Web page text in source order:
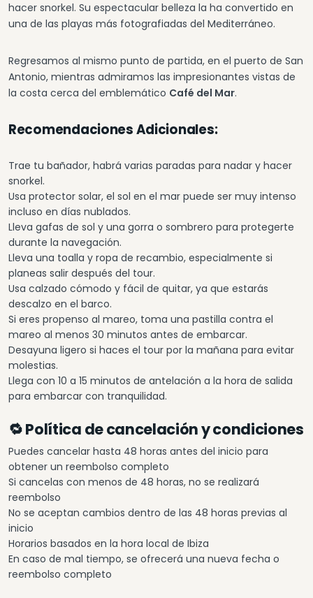
hacer snorkel. Su espectacular belleza la ha convertido en
una de las playas más fotografiadas del Mediterráneo.
Regresamos al mismo punto de partida, en el puerto de San
Antonio, mientras admiramos las impresionantes vistas de
la costa cerca del emblemático Café del Mar.
Recomendaciones Adicionales:
Trae tu bañador, habrá varias paradas para nadar y hacer
snorkel.
Usa protector solar, el sol en el mar puede ser muy intenso
incluso en días nublados.
Lleva gafas de sol y una gorra o sombrero para protegerte
durante la navegación.
Lleva una toalla y ropa de recambio, especialmente si
planeas salir después del tour.
Usa calzado cómodo y fácil de quitar, ya que estarás
descalzo en el barco.
Si eres propenso al mareo, toma una pastilla contra el
mareo al menos 30 minutos antes de embarcar.
Desayuna ligero si haces el tour por la mañana para evitar
molestias.
Llega con 10 a 15 minutos de antelación a la hora de salida
para embarcar con tranquilidad.
🔁 Política de cancelación y condiciones
Puedes cancelar hasta 48 horas antes del inicio para
obtener un reembolso completo
Si cancelas con menos de 48 horas, no se realizará
reembolso
No se aceptan cambios dentro de las 48 horas previas al
inicio
Horarios basados en la hora local de Ibiza
En caso de mal tiempo, se ofrecerá una nueva fecha o
reembolso completo